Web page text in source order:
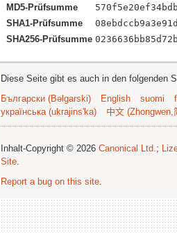
MD5-Prüfsumme
SHA1-Prüfsumme
SHA256-Prüfsumme
Diese Seite gibt es auch in den folgenden
Български (Bəlgarski)
English suomi
українська (ukrajins'ka)
中文 (Zhongwen,
Inhalt-Copyright © 2026 Canonical Ltd. ;
Site
Report a bug on this site